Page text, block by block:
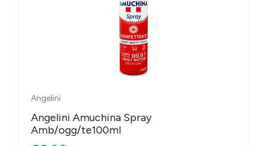
Angelini
Angelini Amuchina Spray
Amb/ogg/te100ml